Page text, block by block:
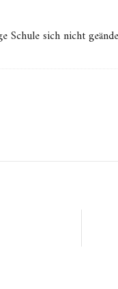
Schule sich nicht